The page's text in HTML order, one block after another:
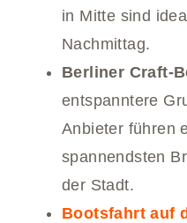
in Mitte sind
Nachmittag.
Berliner Craft-
entspanntere
Anbieter führen
spannendsten
der Stadt.
Bootsfahrt auf